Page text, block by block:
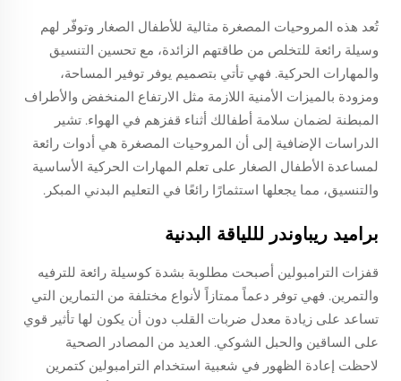
تُعد هذه المروحيات المصغرة مثالية للأطفال الصغار وتوفّر لهم
وسيلة رائعة للتخلص من طاقتهم الزائدة، مع تحسين التنسيق
والمهارات الحركية. فهي تأتي بتصميم يوفر توفير المساحة،
ومزودة بالميزات الأمنية اللازمة مثل الارتفاع المنخفض والأطراف
المبطنة لضمان سلامة أطفالك أثناء قفزهم في الهواء. تشير
الدراسات الإضافية إلى أن المروحيات المصغرة هي أدوات رائعة
لمساعدة الأطفال الصغار على تعلم المهارات الحركية الأساسية
والتنسيق، مما يجعلها استثمارًا رائعًا في التعليم البدني المبكر.
براميد ريباوندر لللياقة البدنية
قفزات الترامبولين أصبحت مطلوبة بشدة كوسيلة رائعة للترفيه
والتمرين. فهي توفر دعماً ممتازاً لأنواع مختلفة من التمارين التي
تساعد على زيادة معدل ضربات القلب دون أن يكون لها تأثير قوي
على الساقين والحبل الشوكي. العديد من المصادر الصحية
لاحظت إعادة الظهور في شعبية استخدام الترامبولين كتمرين